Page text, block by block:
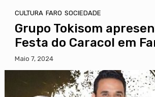
CULTURA FARO SOCIEDADE
Grupo Tokisom
Festa do Caracol em
Maio 7, 2024